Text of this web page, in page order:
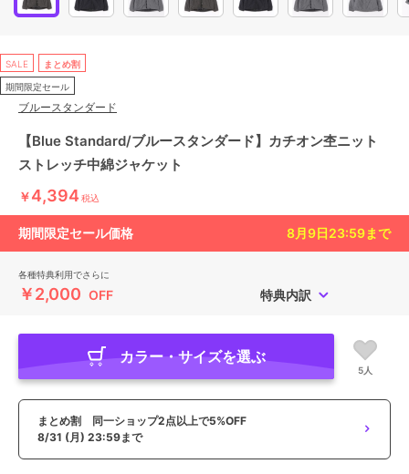
SALE まとめ割
期間限定セール
ブルースタンダード
【Blue Standard/ブルースタンダード】カチオン杢ニット
ストレッチ中綿ジャケット
￥4,394 税込
期間限定セール価格 8月9日23:59まで
各種特典利用でさらに
￥2,000 OFF 特典内訳
カラー・サイズを選ぶ
5人
まとめ割 同一ショップ2点以上で5%OFF
8/31 (月) 23:59まで